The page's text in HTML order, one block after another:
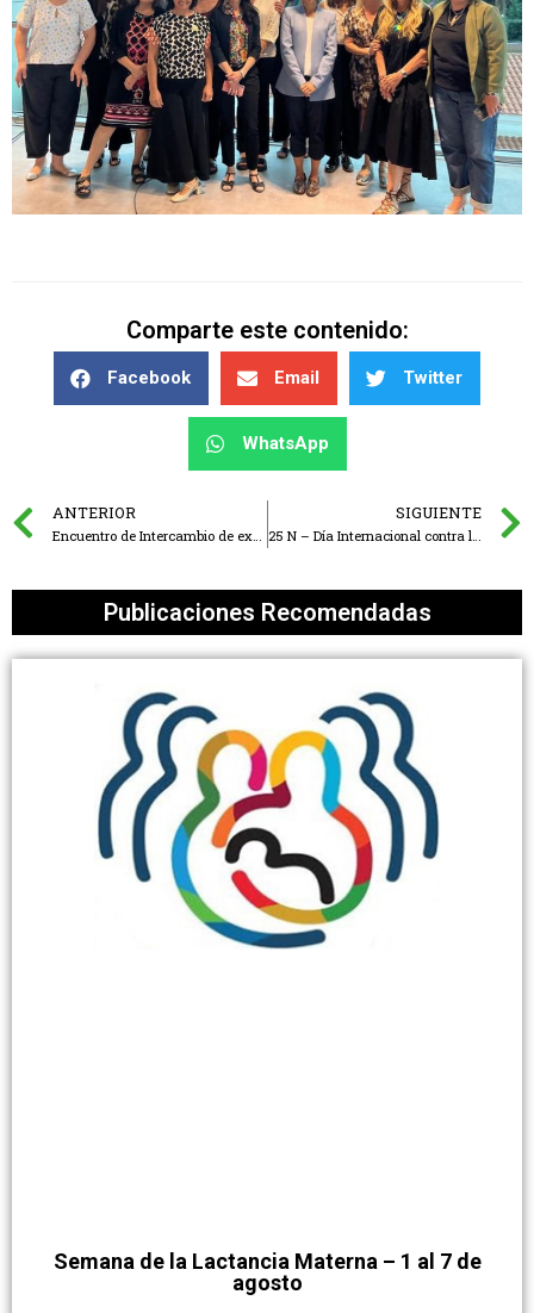
Comparte este contenido:
Facebook Email Twitter
WhatsApp
ANTERIOR SIGUIENTE
Publicaciones Recomendadas
Semana de la Lactancia Materna – 1 al 7 de
agosto